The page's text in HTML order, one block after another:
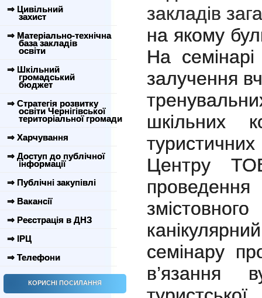
⇒ Цивільний
захист
⇒ Матеріально-технічна
база закладів
освіти
⇒ Шкільний
громадський
бюджет
⇒ Стратегія розвитку
освіти Чернігівської
територіальної громади
⇒ Харчування
⇒ Доступ до публічної
інформації
⇒ Публічні закупівлі
⇒ Вакансії
⇒ Реєстрація в ДНЗ
⇒ ІРЦ
⇒ Телефони
КОРИСНІ ПОСИЛАННЯ
закладів
на якому
На
залучення
шкільних
Центру
семінару
в’язання